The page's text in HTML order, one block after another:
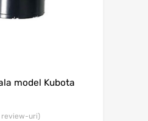
model Kubota
review-uri)